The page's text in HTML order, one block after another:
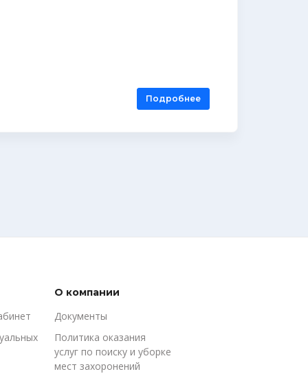
Подробнее
О компании
Документы
Политика оказания
услуг по поиску и уборке
мест захоронений